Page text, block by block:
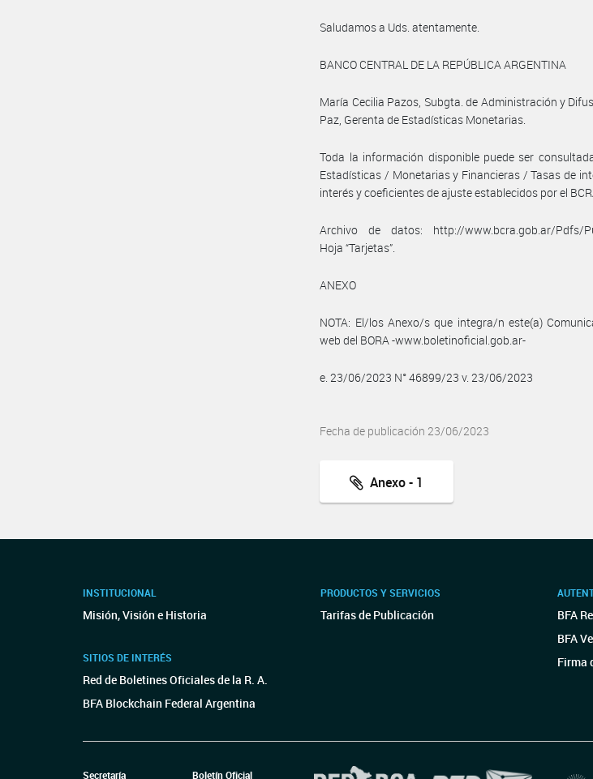
Saludamos a Uds. atentamente.
BANCO CENTRAL DE LA REPÚBLICA ARGENTINA
María Cecilia Pazos, Subgta. de Administración y
Paz, Gerenta de Estadísticas Monetarias.
Toda la información disponible puede ser
Estadísticas / Monetarias y Financieras / Tasas de
interés y coeficientes de ajuste establecidos por el
Archivo de datos: http://www.bcra.gob.ar/Pdfs/
Hoja “Tarjetas”.
ANEXO
NOTA: El/los Anexo/s que integra/n este(a)
web del BORA -www.boletinoficial.gob.ar-
e. 23/06/2023 N° 46899/23 v. 23/06/2023
Fecha de publicación 23/06/2023
Anexo - 1
INSTITUCIONAL
Misión, Visión e Historia
SITIOS DE INTERÉS
Red de Boletines Oficiales de la R. A.
BFA Blockchain Federal Argentina
PRODUCTOS Y SERVICIOS
Tarifas de Publicación
BFA
BFA
Firma
Secretaría Boletín Oficial